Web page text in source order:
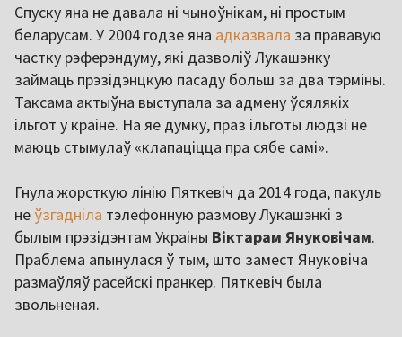
Спуску яна не давала ні чыноўнікам, ні простым
беларусам. У 2004 годзе яна адказвала за прававую
частку рэферэндуму, які дазволіў Лукашэнку
займаць прэзідэнцкую пасаду больш за два тэрміны.
Таксама актыўна выступала за адмену ўсялякіх
ільгот у краіне. На яе думку, праз ільготы людзі не
маюць стымулаў «клапаціцца пра сябе самі».
Гнула жорсткую лінію Пяткевіч да 2014 года, пакуль
неўзгадніла тэлефонную размову Лукашэнкі з
былым прэзідэнтам Украіны Віктарам Януковічам.
Праблема апынулася ў тым, што замест Януковіча
размаўляў расейскі пранкер. Пяткевіч была
звольненая.